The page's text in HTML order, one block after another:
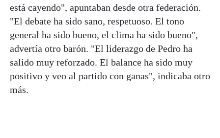
está cayendo", apuntaban desde otra federación.
"El debate ha sido sano, respetuoso. El tono
general ha sido bueno, el clima ha sido bueno",
advertía otro barón. "El liderazgo de Pedro ha
salido muy reforzado. El balance ha sido muy
positivo y veo al partido con ganas", indicaba otro
más.